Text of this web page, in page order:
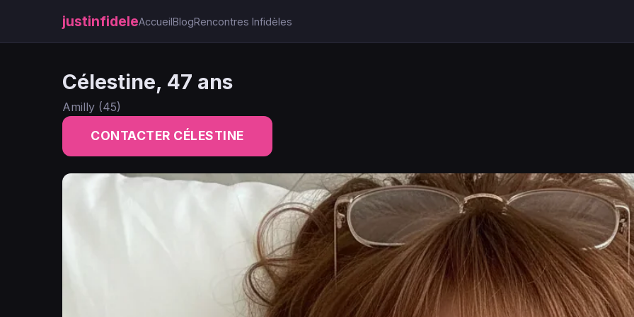
justinfideleAccueilBlogRencontres Infidèles
Célestine, 47 ans
Amilly (45)
CONTACTER CÉLESTINE